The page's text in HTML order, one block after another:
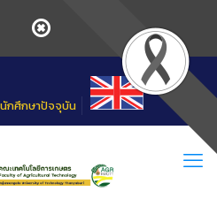
นักศึกษาปัจจุบัน